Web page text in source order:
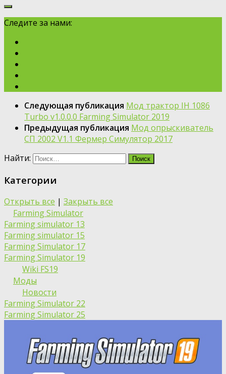
Следите за нами:
Следующая публикация Мод трактор IH 1086
Turbo v1.0.0.0 Farming Simulator 2019
Предыдущая публикация Мод опрыскиватель
СП 2002 V1.1 Фермер Симулятор 2017
Найти:
Категории
Открыть все | Закрыть все
Farming Simulator
Farming simulator 13
Farming simulator 15
Farming Simulator 17
Farming Simulator 19
Wiki FS19
Моды
Новости
Farming Simulator 22
Farming Simulator 25